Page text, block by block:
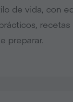
de vida, con
recetas
preparar.